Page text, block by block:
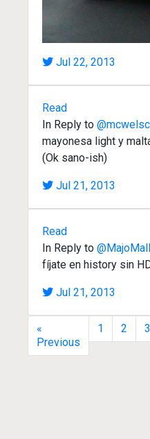
Jul 22, 2013
Read
In Reply to
mayonesa light y
(Ok sano-ish)
Jul 21, 2013
Read
In Reply to
fíjate en history sin
Jul 21, 2013
«
Previous
1 2 3